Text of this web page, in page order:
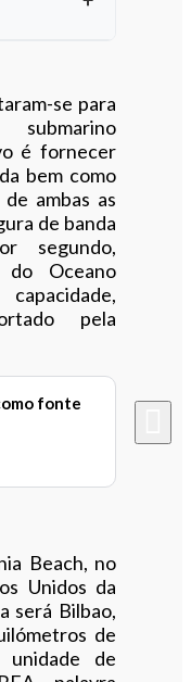
se para
é fornecer
bem como
ambas as
de banda
segundo,
do Oceano
pela
fonte
Beach, no
Unidos da
será Bilbao,
de
unidade de